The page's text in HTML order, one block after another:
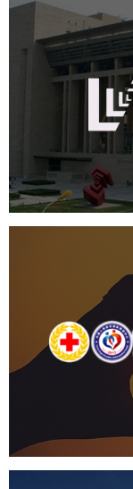
中国
网
数字博物馆建
产品展厅设计
中国人
国企